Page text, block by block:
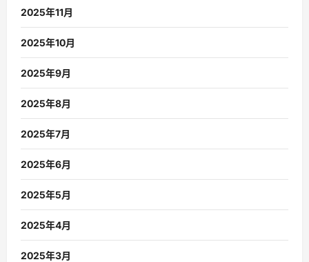
2025年11月
2025年10月
2025年9月
2025年8月
2025年7月
2025年6月
2025年5月
2025年4月
2025年3月